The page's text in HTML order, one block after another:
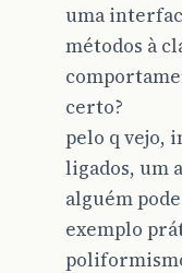
uma
métodos à
certo?
pelo q vejo,
ligados, um
alguém
exemplo